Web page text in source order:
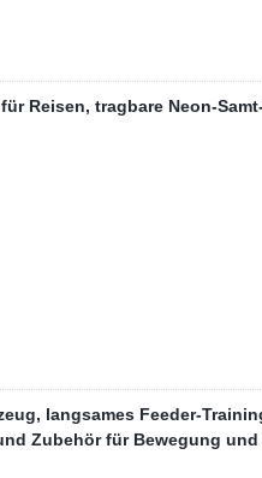
Reisen, tragbare Neon-
langsames Feeder-
Zubehör für Bewegung und